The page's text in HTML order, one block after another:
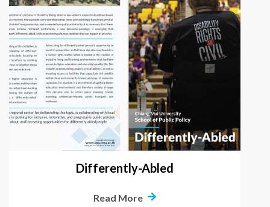
Differently-Abled
Read More